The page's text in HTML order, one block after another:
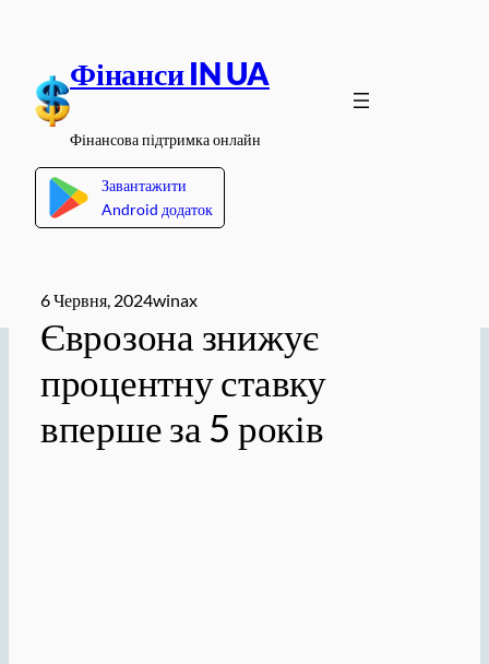
вмісту
Фінанси IN UA
Фінансова підтримка онлайн
Завантажити
Android додаток
6 Червня, 2024winax
Єврозона знижує
процентну ставку
вперше за 5 років